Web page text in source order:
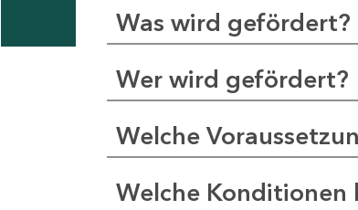
Was wird gefördert?
Wer wird gefördert?
Welche
Welche Konditionen